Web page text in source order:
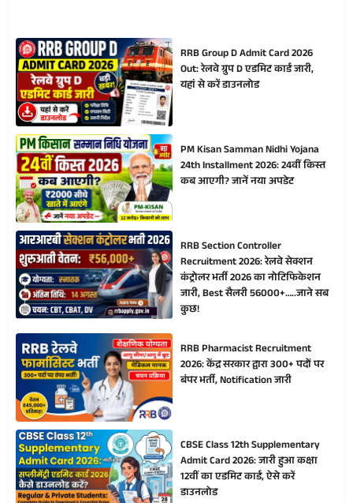
RRB Group D Admit Card 2026
Out: रेलवे ग्रुप D एडमिट कार्ड जारी,
यहां से करें डाउनलोड
PM Kisan Samman Nidhi Yojana
24th Installment 2026: 24वीं किस्त
कब आएगी? जानें नया अपडेट
RRB Section Controller
Recruitment 2026: रेलवे सेक्शन
कंट्रोलर भर्ती 2026 का नोटिफिकेशन
जारी, Best सैलरी 56000+…..जाने सब
कुछ!
RRB Pharmacist Recruitment
2026: केंद्र सरकार द्वारा 300+ पदों पर
बंपर भर्ती, Notification जारी
CBSE Class 12th Supplementary
Admit Card 2026: जारी हुआ कक्षा
12वीं का एडमिट कार्ड, ऐसे करें
डाउनलोड